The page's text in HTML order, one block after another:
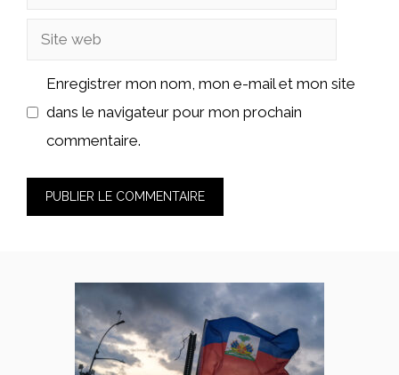
Site
Enregistrer mon nom, mon e-mail et mon site
dans le navigateur pour mon prochain
commentaire.